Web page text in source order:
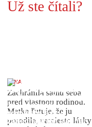
Už ste čítali?
ŽENA
Zachránila samu seba
pred vlastnou rodinou.
Matka ľutuje, že ju
porodila, namiesto lásky